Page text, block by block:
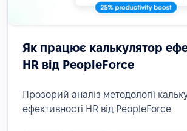
Як працює калькулятор
HR від PeopleForce
Прозорий аналіз методології
ефективності HR від PeopleForce